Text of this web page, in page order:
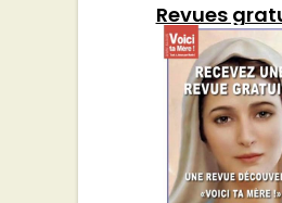
Revues